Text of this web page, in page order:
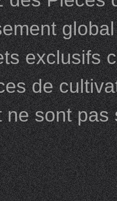
exclusifs
de
ne sont